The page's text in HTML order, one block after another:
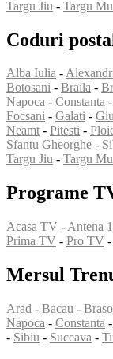
Targu Jiu - Targu
Coduri
Alba Iulia -
Botosani - Braila -
Napoca - Constanta -
Focsani - Galati -
Neamt- Pitesti -
Sfantu Gheorghe -
Targu Jiu - Targu
Programe
Acasa TV - Antena 1
Prima TV - Pro TV -
Mersul
Arad - Bacau -
Napoca - Constanta -
- Sibiu - Suceava -